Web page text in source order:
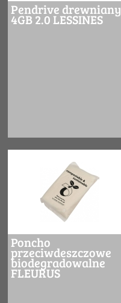
Pendrive drewniany
4GB 2.0 LESSINES
Poncho
przeciwdeszczowe
biodegradowalne
FLEURUS